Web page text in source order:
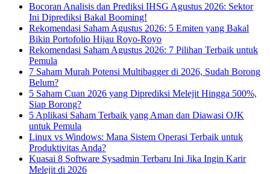
Bocoran Analisis dan Prediksi IHSG Agustus 2026: Sektor
Ini Diprediksi Bakal Booming!
Rekomendasi Saham Agustus 2026: 5 Emiten yang Bakal
Bikin Portofolio Hijau Royo-Royo
Rekomendasi Saham Agustus 2026: 7 Pilihan Terbaik untuk
Pemula
7 Saham Murah Potensi Multibagger di 2026, Sudah Borong
Belum?
5 Saham Cuan 2026 yang Diprediksi Melejit Hingga 500%,
Siap Borong?
5 Aplikasi Saham Terbaik yang Aman dan Diawasi OJK
untuk Pemula
Linux vs Windows: Mana Sistem Operasi Terbaik untuk
Produktivitas Anda?
Kuasai 8 Software Sysadmin Terbaru Ini Jika Ingin Karir
Melejit di 2026